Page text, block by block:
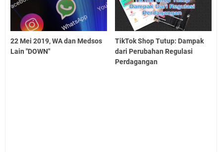
22 Mei 2019, WA dan Medsos
Lain "DOWN"
TikTok Shop Tutup: Dampak
dari Perubahan Regulasi
Perdagangan